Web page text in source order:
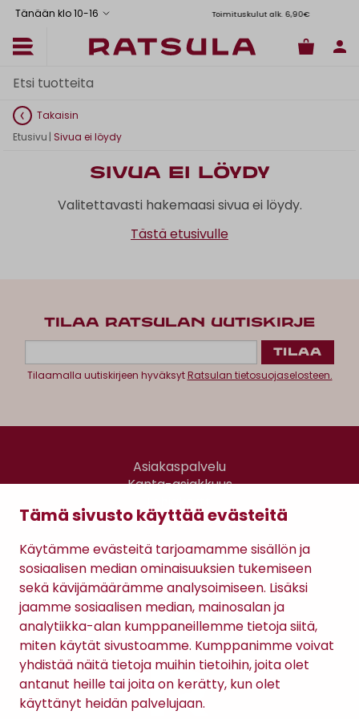
Tämä sivusto käyttää evästeitä
Käytämme evästeitä tarjoamamme sisällön ja
sosiaalisen median ominaisuuksien tukemiseen
sekä kävijämäärämme analysoimiseen. Lisäksi
jaamme sosiaalisen median, mainosalan ja
analytiikka-alan kumppaneillemme tietoja siitä,
miten käytät sivustoamme. Kumppanimme voivat
yhdistää näitä tietoja muihin tietoihin, joita olet
antanut heille tai joita on kerätty, kun olet
käyttänyt heidän palvelujaan.
Tänään klo 10-16 Toimituskulut alk. 6,90€
Takaisin
Etusivu | Sivua ei löydy
Sivua ei löydy
Valitettavasti hakemaasi sivua ei löydy.
Tästä etusivulle
TILAA RATSULAN UUTISKIRJE
Tilaamalla uutiskirjeen hyväksytRatsulan tietosuojaselosteen.
Asiakaspalvelu
Kanta-asiakkuus
Gomee Ratsula Café
Sopimusehdot
Tietosuojaseloste
Maksutavat